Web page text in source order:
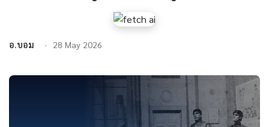
อ.บอม 28 May 2026